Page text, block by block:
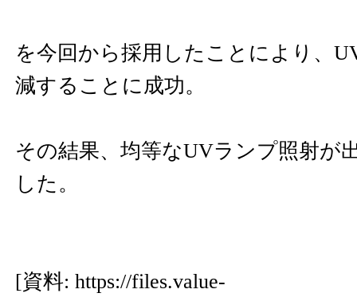
を今回から採用したことにより、
減することに成功。
その結果、均等なUVランプ照射が
した。
[資料: https://files.value-